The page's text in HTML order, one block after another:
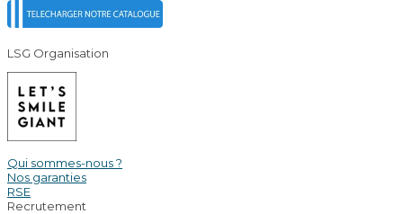
LSG Organisation
Qui sommes-nous ?
Nos garanties
RSE
Recrutement